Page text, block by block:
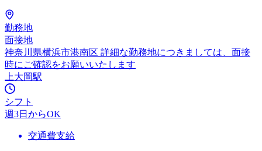
勤務地
面接地
神奈川県横浜市港南区 詳細な勤務地につきましては、面接
時にご確認をお願いいたします
上大岡駅
シフト
週3日からOK
交通費支給